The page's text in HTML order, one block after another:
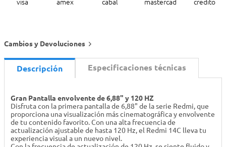
Cambios y Devoluciones
Descripción Especificaciones técnicas
Gran Pantalla envolvente de 6,88" y 120 HZ
Disfruta con la primera pantalla de 6,88" de la serie Redmi, que
proporciona una visualización más cinematográfica y envolvente
de tu contenido favorito. Con una alta frecuencia de
actualización ajustable de hasta 120 Hz, el Redmi 14C lleva tu
experiencia visual a un nuevo nivel.